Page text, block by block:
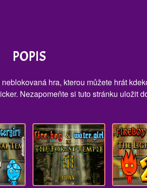
POPIS
hra, kterou můžete hrát
Nezapomeňte si tuto stránku uložit